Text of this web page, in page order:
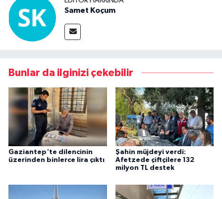
Samet Koçum
Bunlar da ilginizi çekebilir
Gaziantep'te dilencinin
üzerinden binlerce lira çıktı
Şahin müjdeyi verdi:
Afetzede çiftçilere 132
milyon TL destek